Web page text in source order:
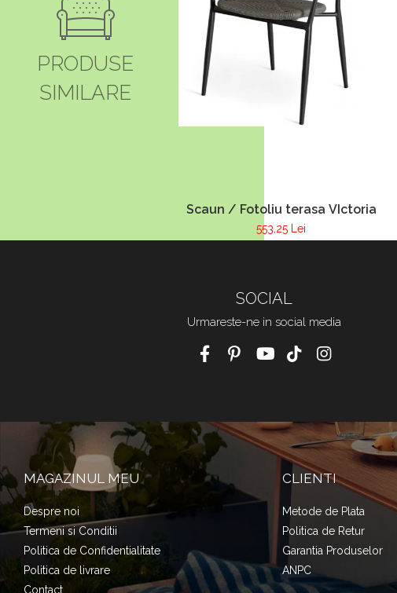
PRODUSE
SIMILARE
Scaun / Fotoliu terasa VIctoria
553,25 Lei
SOCIAL
Urmareste-ne in social media
MAGAZINUL MEU
Despre noi
Termeni si Conditii
Politica de Confidentialitate
Politica de livrare
Contact
CLIENTI
Metode de Plata
Politica de Retur
Garantia Produselor
ANPC